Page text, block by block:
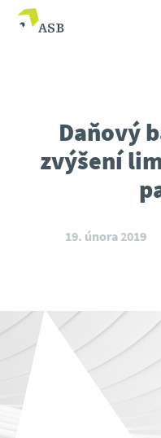
Daňový
zvýšení
19. února 2019